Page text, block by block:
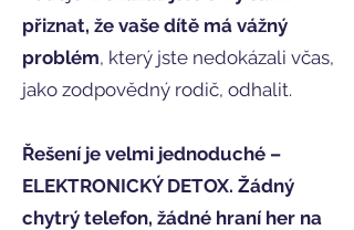
přiznat, že vaše dítě má vážný
problém, který jste nedokázali včas,
jako zodpovědný rodič, odhalit.
Řešení je velmi jednoduché –
ELEKTRONICKÝ DETOX. Žádný
chytrý telefon, žádné hraní her na